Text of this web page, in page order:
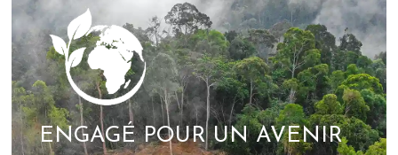
ENGAGÉ POUR UN AVENIR